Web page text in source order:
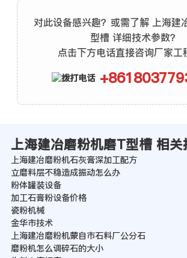
对此设备感兴趣？或需了解 上海建
型槽 详细技术参数？
点击下方电话直接咨询厂家工
上海建冶磨粉机磨T型槽 相关
上海建冶磨粉机石灰膏深加工配方
立磨料层不稳造成振动怎么办
粉体罐装设备
加工石膏粉设备价格
瓷粉机械
金华市技术
上海建冶磨粉机蒙自市石料厂公分石
磨粉机怎么调碎石的大小